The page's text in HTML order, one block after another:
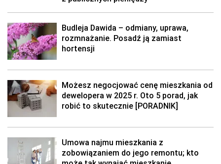
Budleja Dawida – odmiany, uprawa,
rozmnażanie. Posadź ją zamiast
hortensji
Możesz negocjować cenę mieszkania od
dewelopera w 2025 r. Oto 5 porad, jak
robić to skutecznie [PORADNIK]
Umowa najmu mieszkania z
zobowiązaniem do jego remontu; kto